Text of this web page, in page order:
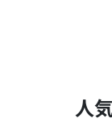
人